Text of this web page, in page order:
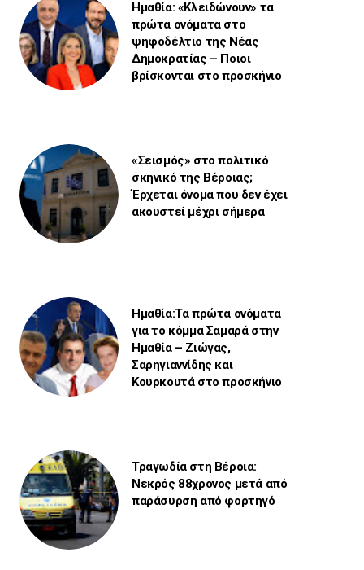
Ημαθία: «Κλειδώνουν» τα
πρώτα ονόματα στο
ψηφοδέλτιο της Νέας
Δημοκρατίας – Ποιοι
βρίσκονται στο προσκήνιο
«Σεισμός» στο πολιτικό
σκηνικό της Βέροιας;
Έρχεται όνομα που δεν έχει
ακουστεί μέχρι σήμερα
Ημαθία:Τα πρώτα ονόματα
για το κόμμα Σαμαρά στην
Ημαθία – Ζιώγας,
Σαρηγιαννίδης και
Κουρκουτά στο προσκήνιο
Τραγωδία στη Βέροια:
Νεκρός 88χρονος μετά από
παράσυρση από φορτηγό